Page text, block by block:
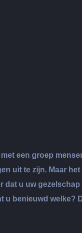
een groep
uit te zijn. Maar het
dat u uw gezelschap
u benieuwd welke?